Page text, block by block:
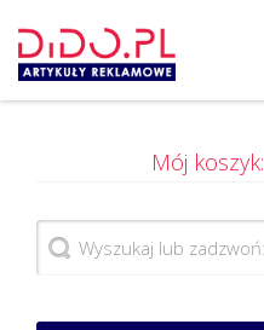
Mój koszyk: